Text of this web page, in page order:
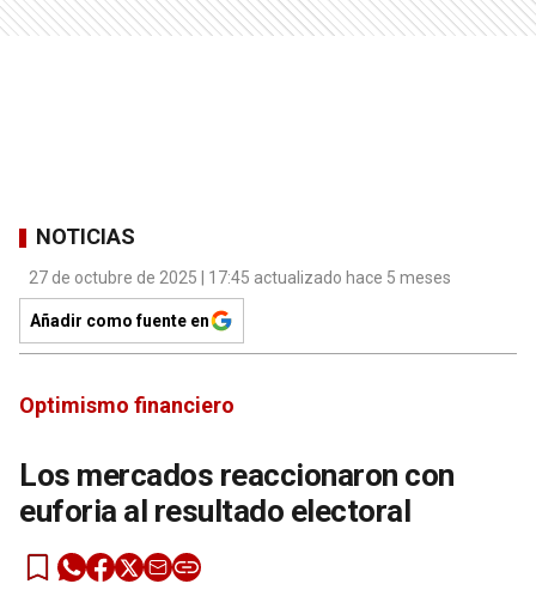
NOTICIAS
27 de octubre de 2025 | 17:45 actualizado hace 5 meses
Añadir como fuente en
Optimismo financiero
Los mercados reaccionaron con
euforia al resultado electoral